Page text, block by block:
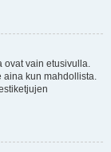
ovat vain etusivulla.
aina kun mahdollista.